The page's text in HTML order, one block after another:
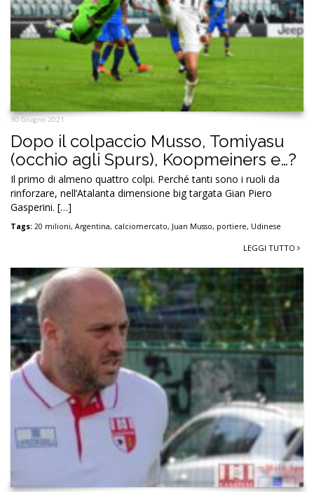
30 Giugno 2021
Dopo il colpaccio Musso, Tomiyasu
(occhio agli Spurs), Koopmeiners e…?
Il primo di almeno quattro colpi. Perché tanti sono i ruoli da
rinforzare, nell’Atalanta dimensione big targata Gian Piero
Gasperini. […]
Tags: 20 milioni, Argentina, calciomercato, Juan Musso, portiere, Udinese
LEGGI TUTTO